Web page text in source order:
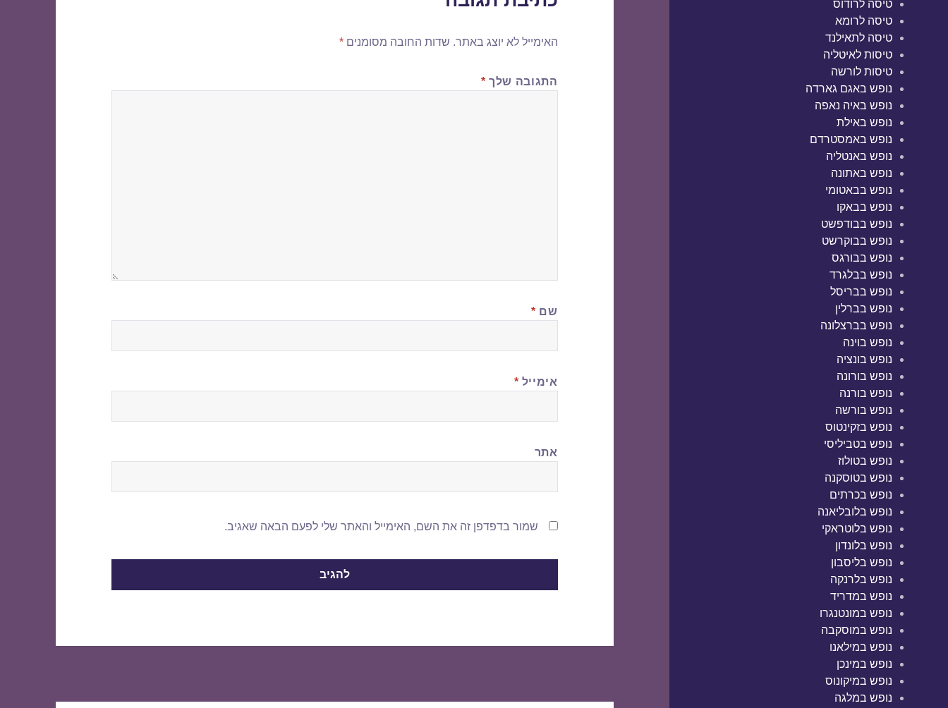
טיסה לרודוס
טיסה לרומא
טיסה לתאילנד
טיסות לאיטליה
טיסות לורשה
נופש באגם גארדה
נופש באיה נאפה
נופש באילת
נופש באמסטרדם
נופש באנטליה
נופש באתונה
נופש בבאטומי
נופש בבאקו
נופש בבודפשט
נופש בבוקרשט
נופש בבורגס
נופש בבלגרד
נופש בבריסל
נופש בברלין
נופש בברצלונה
נופש בוינה
נופש בונציה
נופש בורונה
נופש בורנה
נופש בורשה
נופש בזקינטוס
נופש בטביליסי
נופש בטולוז
נופש בטוסקנה
נופש בכרתים
נופש בלובליאנה
נופש בלוטראקי
נופש בלונדון
נופש בליסבון
נופש בלרנקה
נופש במדריד
נופש במונטנגרו
נופש במוסקבה
נופש במילאנו
נופש במינכן
נופש במיקונוס
נופש במלגה
האימייל לא יוצג באתר. שדות החובה מסומנים*
התגובה שלך *
שם *
אימייל *
אתר
שמור בדפדפן זה את השם, האימייל והאתר שלי לפעם הבאה שאגיב.